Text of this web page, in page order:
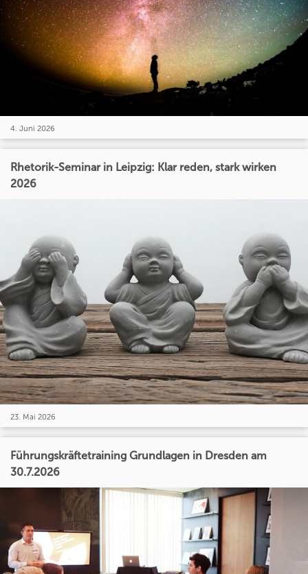
4. Juni 2026
Rhetorik-Seminar in Leipzig: Klar reden, stark wirken
2026
23. Mai 2026
Führungskräftetraining Grundlagen in Dresden am
30.7.2026